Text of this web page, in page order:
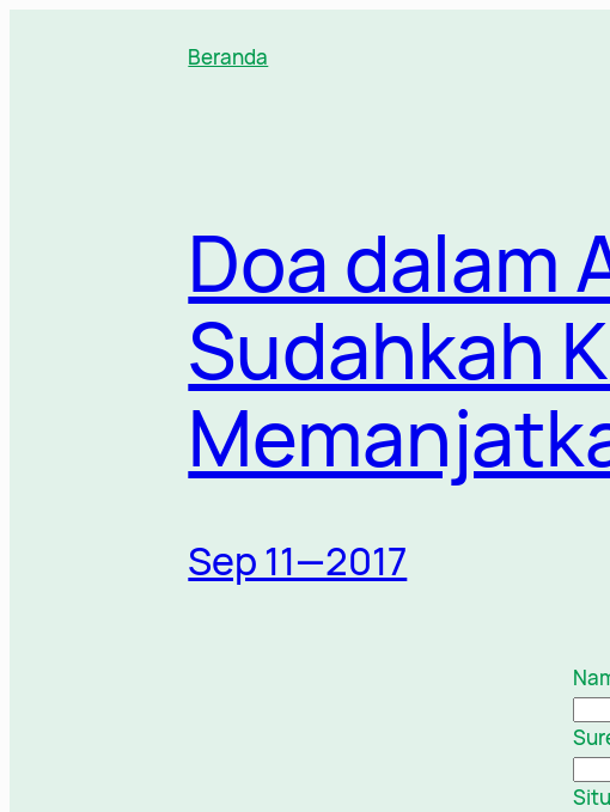
Beranda
Doa dalam
Sudahkah
Sep 11—2017